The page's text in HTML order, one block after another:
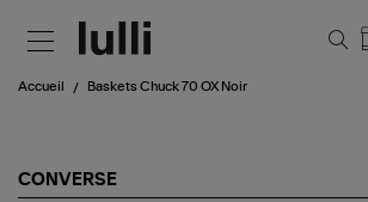
Accueil Baskets Chuck 70 OX Noir
CONVERSE